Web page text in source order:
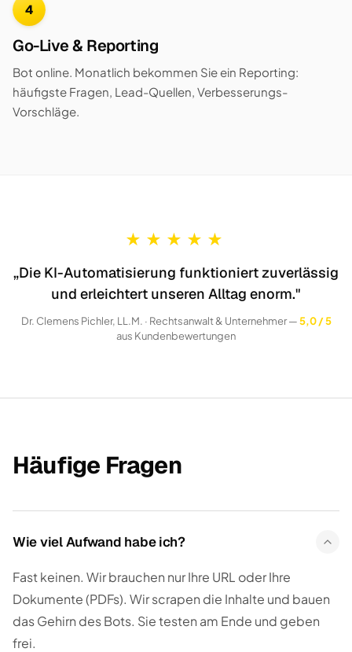
4
Go-Live & Reporting
Bot online. Monatlich bekommen Sie ein Reporting:
häufigste Fragen, Lead-Quellen, Verbesserungs-
Vorschläge.
★ ★ ★ ★ ★
„Die KI-Automatisierung funktioniert zuverlässig
und erleichtert unseren Alltag enorm."
Dr. Clemens Pichler, LL.M. · Rechtsanwalt & Unternehmer —5,0 / 5
aus Kundenbewertungen
Häufige Fragen
Wie viel Aufwand habe ich?
Fast keinen. Wir brauchen nur Ihre URL oder Ihre
Dokumente (PDFs). Wir scrapen die Inhalte und bauen
das Gehirn des Bots. Sie testen am Ende und geben
frei.